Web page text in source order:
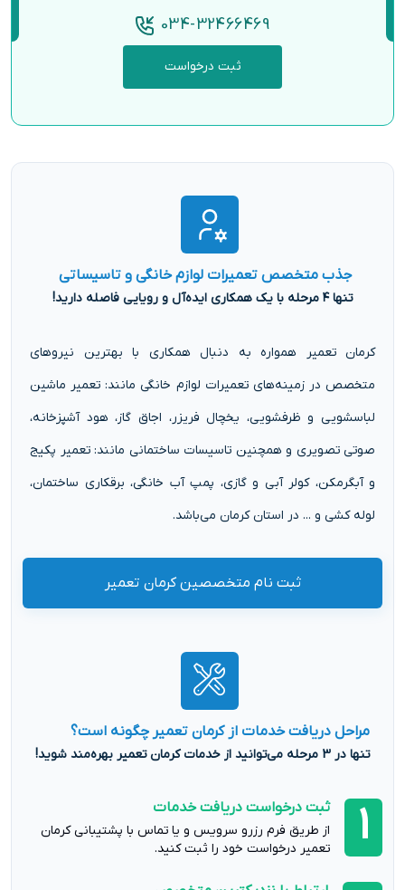
034-32466469
ثبت درخواست
جذب متخصص تعمیرات لوازم خانگی و تاسیساتی
تنها ۴ مرحله با یک همکاری ایده‌آل و رویایی فاصله دارید!
کرمان تعمیر همواره به دنبال همکاری با بهترین نیروهای
متخصص در زمینه‌های تعمیرات لوازم خانگی مانند: تعمیر ماشین
لباسشویی و ظرفشویی، یخچال فریزر، اجاق گاز، هود آشپزخانه،
صوتی تصویری و همچنین تاسیسات ساختمانی مانند: تعمیر پکیج
و آبگرمکن، کولر آبی و گازی، پمپ آب خانگی، برقکاری ساختمان،
لوله کشی و ... در استان کرمان می‌باشد.
ثبت نام متخصصین کرمان تعمیر
مراحل دریافت خدمات از کرمان تعمیر چگونه است؟
تنها در 3 مرحله می‌توانید از خدمات کرمان تعمیر بهره‌مند شوید!
1 ثبت درخواست دریافت خدمات
از طریق فرم رزرو سرویس و یا تماس با پشتیبانی کرمان
تعمیر درخواست خود را ثبت کنید.